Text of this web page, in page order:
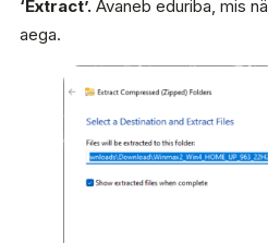
‘Extract’. Avaneb eduriba, mis
aega.